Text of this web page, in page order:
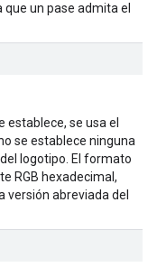
un pase admita el
establece, se usa el
se establece ninguna
logotipo. El formato
RGB hexadecimal,
versión abreviada del